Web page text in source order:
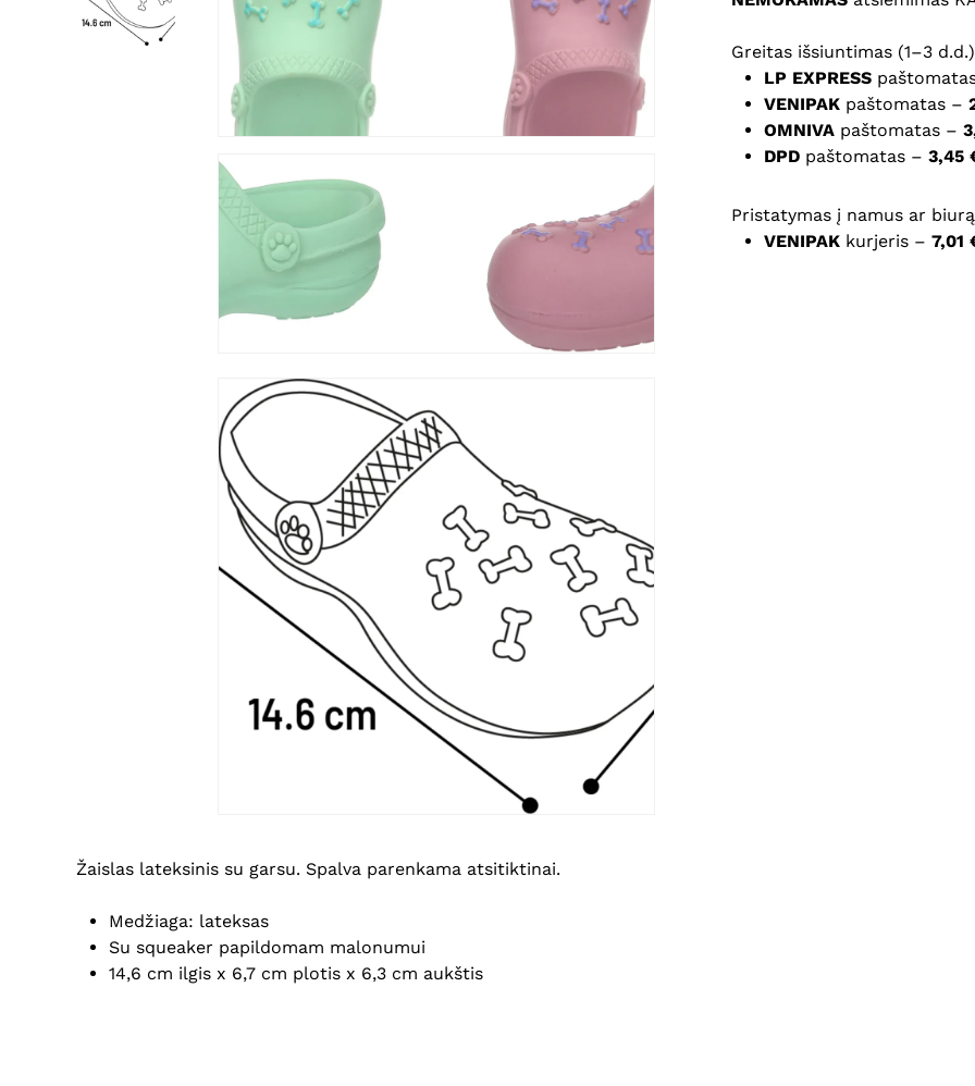
Greitas išsiuntimas (1–3
LP EXPRESS
VENIPAK paštomatas –
OMNIVA paštomatas –
DPD paštomatas – 3,45
Pristatymas į namus ar
VENIPAK kurjeris – 7,01
Žaislas lateksinis su garsu. Spalva parenkama atsitiktinai.
Medžiaga: lateksas
Su squeaker papildomam malonumui
14,6 cm ilgis x 6,7 cm plotis x 6,3 cm aukštis
puslapį, kad jų
komentarą.